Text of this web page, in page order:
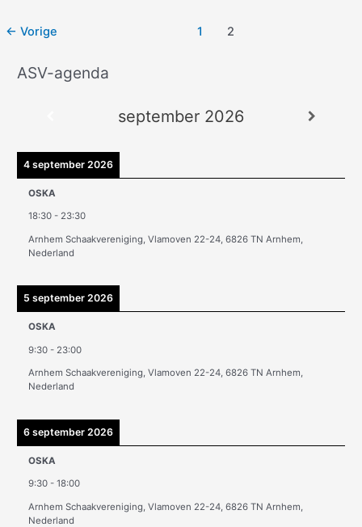
← Vorige 1 2
ASV-agenda
september 2026
4 september 2026
OSKA
18:30 - 23:30
Arnhem Schaakvereniging, Vlamoven 22-24, 6826 TN Arnhem,
Nederland
5 september 2026
OSKA
9:30 - 23:00
Arnhem Schaakvereniging, Vlamoven 22-24, 6826 TN Arnhem,
Nederland
6 september 2026
OSKA
9:30 -18:00
Arnhem Schaakvereniging, Vlamoven 22-24, 6826 TN Arnhem,
Nederland
A
e